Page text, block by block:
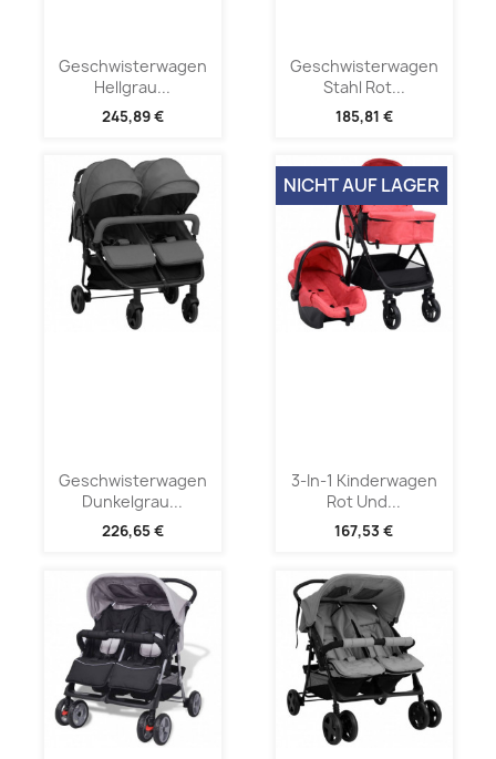
Geschwisterwagen
Hellgrau...
245,89 €
Geschwisterwagen
Stahl Rot...
185,81 €
Geschwisterwagen
Dunkelgrau...
226,65 €
3-In-1 Kinderwagen
Rot Und...
167,53 €
NICHT AUF LAGER